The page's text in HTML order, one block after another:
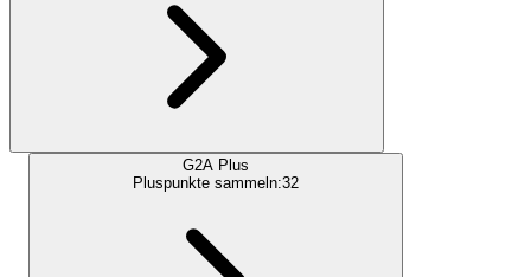
G2A Plus
Pluspunkte sammeln:32